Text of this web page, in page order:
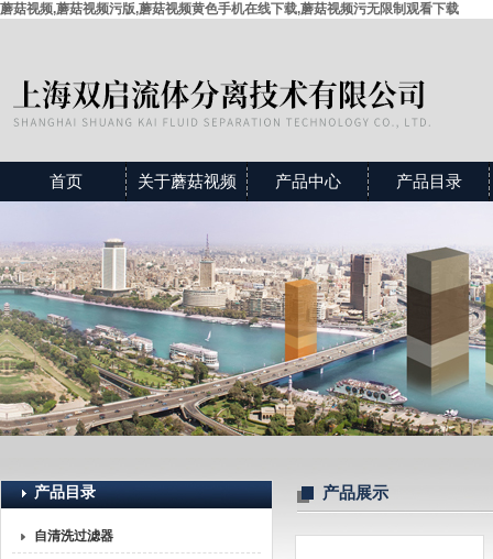
蘑菇视频,蘑菇视频污版,蘑菇视频黄色手机在线下载,蘑菇视频污无限制观看下载
首页 关于蘑菇视频 产品中心 产品目录
产品目录
自清洗过滤器
产品展示